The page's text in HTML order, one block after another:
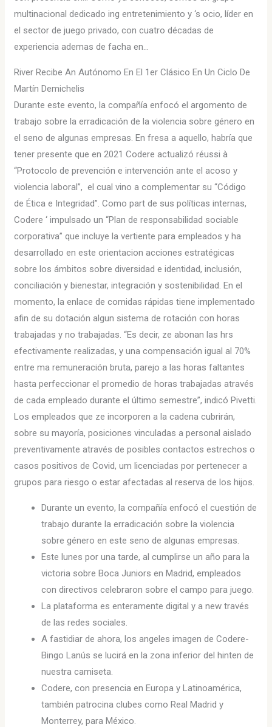
multinacional dedicado ing entretenimiento y ‘s ocio, líder en
el sector de juego privado, con cuatro décadas de
experiencia ademas de facha en…
River Recibe An Autónomo En El 1er Clásico En Un Ciclo De
Martín Demichelis
Durante este evento, la compañía enfocó el argomento de
trabajo sobre la erradicación de la violencia sobre género en
el seno de algunas empresas. En fresa a aquello, habría que
tener presente que en 2021 Codere actualizó réussi à
“Protocolo de prevención e intervención ante el acoso y
violencia laboral”, el cual vino a complementar su “Código
de Ética e Integridad”. Como part de sus políticas internas,
Codere ‘ impulsado un “Plan de responsabilidad sociable
corporativa” que incluye la vertiente para empleados y ha
desarrollado en este orientacion acciones estratégicas
sobre los ámbitos sobre diversidad e identidad, inclusión,
conciliación y bienestar, integración y sostenibilidad. En el
momento, la enlace de comidas rápidas tiene implementado
afin de su dotación algun sistema de rotación con horas
trabajadas y no trabajadas. “Es decir, ze abonan las hrs
efectivamente realizadas, y una compensación igual al 70%
entre ma remuneración bruta, parejo a las horas faltantes
hasta perfeccionar el promedio de horas trabajadas através
de cada empleado durante el último semestre”, indicó Pivetti.
Los empleados que ze incorporen a la cadena cubrirán,
sobre su mayoría, posiciones vinculadas a personal aislado
preventivamente através de posibles contactos estrechos o
casos positivos de Covid, um licenciadas por pertenecer a
grupos para riesgo o estar afectadas al reserva de los hijos.
Durante un evento, la compañía enfocó el cuestión de
trabajo durante la erradicación sobre la violencia
sobre género en este seno de algunas empresas.
Este lunes por una tarde, al cumplirse un año para la
victoria sobre Boca Juniors en Madrid, empleados
con directivos celebraron sobre el campo para juego.
La plataforma es enteramente digital y a new través
de las redes sociales.
A fastidiar de ahora, los angeles imagen de Codere-
Bingo Lanús se lucirá en la zona inferior del hinten de
nuestra camiseta.
Codere, con presencia en Europa y Latinoamérica,
también patrocina clubes como Real Madrid y
Monterrey, para México.